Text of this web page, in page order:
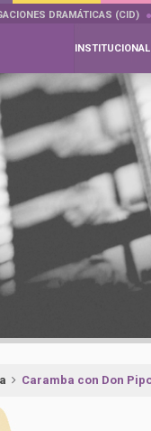
DRAMÁTICAS (CID)
INSTITUCIONAL
Caramba con Don